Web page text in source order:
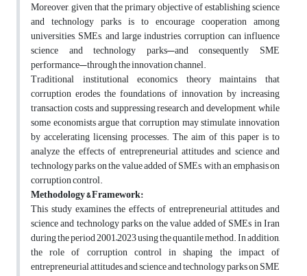
Moreover, given that the primary objective of establishing science
and technology parks is to encourage cooperation among
universities, SMEs, and large industries, corruption can influence
science and technology parks—and consequently SME
performance—through the innovation channel.
Traditional institutional economics theory maintains that
corruption erodes the foundations of innovation by increasing
transaction costs and suppressing research and development, while
some economists argue that corruption may stimulate innovation
by accelerating licensing processes. The aim of this paper is to
analyze the effects of entrepreneurial attitudes and science and
technology parks on the value added of SMEs, with an emphasis on
corruption control.
Methodology & Framework:
This study examines the effects of entrepreneurial attitudes and
science and technology parks on the value added of SMEs in Iran
during the period 2001–2023 using the quantile method. In addition,
the role of corruption control in shaping the impact of
entrepreneurial attitudes and science and technology parks on SME